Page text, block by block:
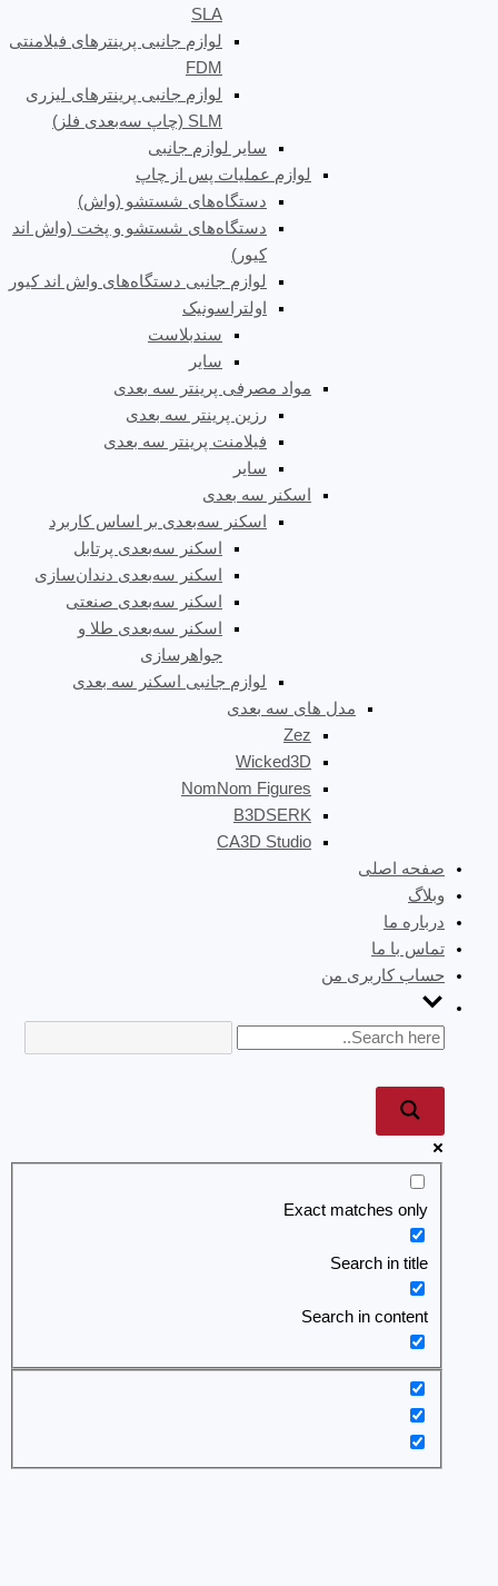
SLA
لوازم جانبی پرینترهای فیلامنتی
FDM
لوازم جانبی پرینترهای لیزری
SLM (چاپ سه‌بعدی فلز)
سایر لوازم جانبی
لوازم عملیات پس از چاپ
دستگاه‌های شستشو (واش)
دستگاه‌های شستشو و پخت (واش اند
کیور)
لوازم جانبی دستگاه‌های واش اند کیور
اولتراسونیک
سندبلاست
سایر
مواد مصرفی پرینتر سه بعدی
رزین پرینتر سه بعدی
فیلامنت پرینتر سه بعدی
سایر
اسکنر سه بعدی
اسکنر سه‌بعدی بر اساس کاربرد
اسکنر سه‌بعدی پرتابل
اسکنر سه‌بعدی دندان‌سازی
اسکنر سه‌بعدی صنعتی
اسکنر سه‌بعدی طلا و
جواهرسازی
لوازم جانبی اسکنر سه بعدی
مدل های سه بعدی
Zez
Wicked3D
NomNom Figures
B3DSERK
CA3D Studio
صفحه اصلی
وبلاگ
درباره ما
تماس با ما
حساب کاربری من
Exact matches only
Search in title
Search in content